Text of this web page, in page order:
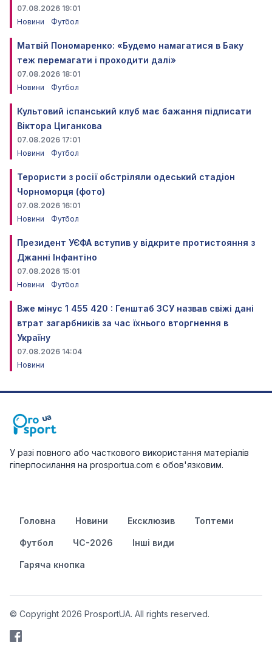
07.08.2026 19:01
Новини
Футбол
Матвій Пономаренко: «Будемо намагатися в Баку
теж перемагати і проходити далі»
07.08.2026 18:01
Новини
Футбол
Культовий іспанський клуб має бажання підписати
Віктора Циганкова
07.08.2026 17:01
Новини
Футбол
Терористи з росії обстріляли одеський стадіон
Чорноморця (фото)
07.08.2026 16:01
Новини
Футбол
Президент УЄФА вступив у відкрите протистояння з
Джанні Інфантіно
07.08.2026 15:01
Новини
Футбол
Вже мінус 1 455 420 : Генштаб ЗСУ назвав свіжі дані
втрат загарбників за час їхнього вторгнення в
Україну
07.08.2026 14:04
Новини
У разі повного або часткового використання матеріалів
гіперпосилання на prosportua.com є обов'язковим.
Головна Новини Ексклюзив Топтеми
Футбол ЧС-2026 Інші види
Гаряча кнопка
© Copyright 2026 ProsportUA. All rights reserved.